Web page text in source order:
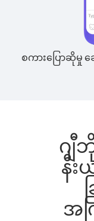
စကားပြောဆိုမှု ခ
ဂျီ
နီး
အက